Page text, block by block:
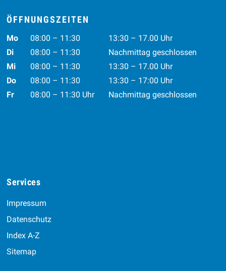
ÖFFNUNGSZEITEN
Wochentag Vormittag Nachmittag
Mo 08:00 – 11:30
13:30 – 17.00 Uhr
Di
08:00 – 11:30
Nachmittag geschlossen
Mi
08:00 – 11:30
13:30 – 17.00 Uhr
Do
08:00 – 11:30
13:30 – 17:00 Uhr
Fr
08:00 – 11:30 Uhr Nachmittag geschlossen
Services
Impressum
Datenschutz
Index A-Z
Sitemap